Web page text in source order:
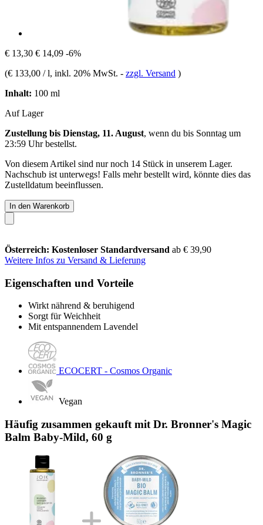
€ 13,30 € 14,09 -6%
(€ 133,00 / l, inkl. 20% MwSt. - zzgl. Versand )
Inhalt: 100 ml
Auf Lager
Zustellung bis Dienstag, 11. August, wenn du bis Sonntag um
23:59 Uhrbestellst.
Von diesem Artikel sind nur noch 14 Stück in unserem Lager.
Nachschub ist unterwegs! Falls mehr bestellt wird, könnte dies das
Zustelldatum beeinflussen.
In den Warenkorb
Österreich: Kostenloser Standardversand ab € 39,90
Weitere Infos zu Versand & Lieferung
Eigenschaften und Vorteile
Wirkt nährend & beruhigend
Sorgt für Weichheit
Mit entspannendem Lavendel
ECOCERT - Cosmos Organic
Vegan
Häufig zusammen gekauft mit Dr. Bronner's Magic
Balm Baby-Mild, 60 g